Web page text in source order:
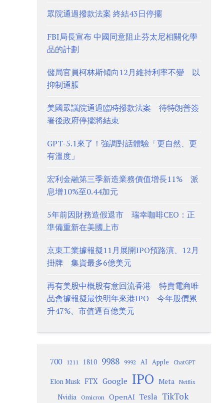
眾院通過撥款法案 終結43日停擺
FBI局長宣布 中國同意阻止芬太尼相關化學
品的計劃
儲局官員柯林斯傾向12月維持利率不變 以
抑制通脹
美國眾議院通過臨時撥款法案 待特朗普簽
署後政府停擺將結束
GPT-5.1來了！強調對話體驗「更自然、更
有溫度」
宏利金融第三季新造業務價值增長11% 派
息增10%至0.44加元
5年前因財務造假退市 瑞幸咖啡CEO：正
準備重新在美國上市
京東工業據報擬11月展開IPO預路演、12月
掛牌 集資最多6億美元
再有美股中概股有意回流香港 特賣電商唯
品會據報擬最快明年來港IPO 今年股價累
升47%、市值逼百億美元
700 1211 1810 9988 9992 AI Apple ChatGPT
Elon Musk FTX Google IPO Meta Netflix
Nvidia Omicron OpenAI Tesla TikTok